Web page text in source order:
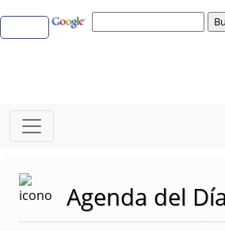
Agenda del